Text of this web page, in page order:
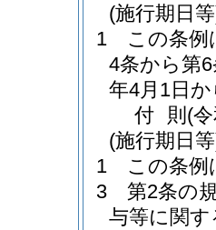
(施行期日
1
この条例
4条から第
年4月1日
付 則 (
(施行期日
1
この条例
3
第2条の
与等に関